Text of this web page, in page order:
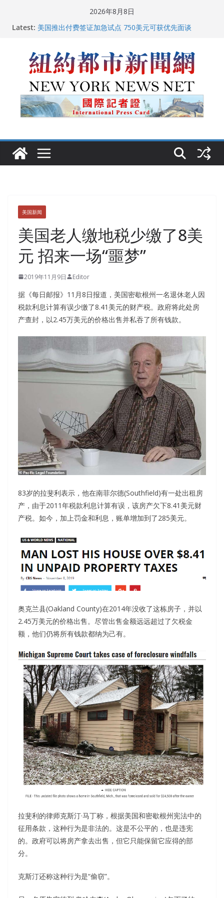
2026年8月8日
Latest: 美国推出付费签证加急试点 750美元可获优先面谈
人！
FBI联合纽约警方突袭多名警界高层住所 涉纽约警察局腐
败刑事调查
中国驻美国大使谢锋邀请美国老教师罗纳德·萨科尔斯基
再次访华
美国新闻
美国老人缴地税少缴了8美
元 招来一场“噩梦”
2019年11月9日 Editor
据《每日邮报》11月8日报道，美国密歇根州一名退休老人因
税款利息计算有误少缴了8.41美元的财产税。政府将此处房
产查封，以2.45万美元的价格出售并私吞了所有钱款。
83岁的拉斐利表示，他在南菲尔德(Southfield)有一处出租房
产，由于2011年税款利息计算有误，该房产欠下8.41美元财
产税。如今，加上罚金和利息，账单增加到了285美元。
奥克兰县(Oakland County)在2014年没收了这栋房子，并以
2.45万美元的价格出售。尽管出售金额远远超过了欠税金
额，他们仍将所有钱款都纳为己有。
拉斐利的律师克斯汀·马丁称，根据美国和密歇根州宪法中的
征用条款，这种行为是非法的。这是不公平的，也是违宪
的。政府可以将房产拿去出售，但它只能保留它应得的部
分。
克斯汀还称这种行为是“偷窃”。